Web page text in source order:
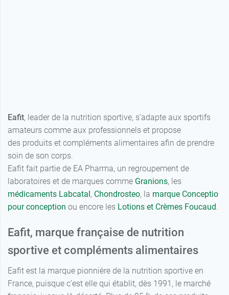
soin de son corps.
Eafit fait partie de EA Pharma, un regroupement de
laboratoires et de marques commeGranions, les
médicaments Labcatal
pour conceptionou encore les Lotions et Crèmes Foucaud
Eafit, marque française de nutrition
sportive et compléments alimentaires
Eafit est la marque pionnière de la nutrition sportive en
France, puisque c’est elle qui établit, dès 1991, le marché
sont fabriqués en France, Eafit est aussi très populaire
dans de nombreux autres pays étrangers.